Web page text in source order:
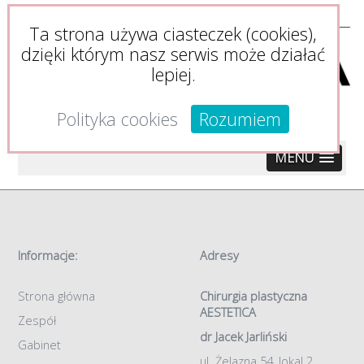
MENU
Informacje:
Strona główna
Zespół
Gabinet
Adresy
Chirurgia plastyczna
AESTETICA
dr Jacek Jarliński
Ta strona używa ciasteczek (cookies),
dzięki którym nasz serwis może działać
lepiej.
Polityka cookies
Rozumiem